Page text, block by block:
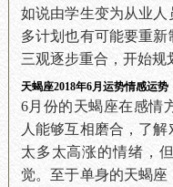
如说由学生变为从业
多计划也有可能要重新
三观逐步重合，开始规
天蝎座2018年6月运势情感运势
6月份的天蝎座在感情
人能够互相磨合，了
太多太高涨的情绪，
觉。至于单身的天蝎